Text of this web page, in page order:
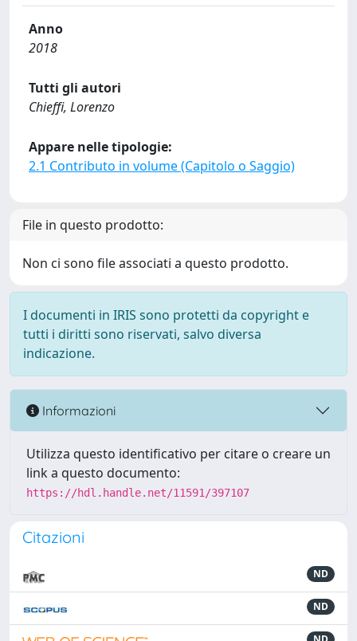
Anno
2018
Tutti gli autori
Chieffi, Lorenzo
Appare nelle tipologie:
2.1 Contributo in volume (Capitolo o Saggio)
File in questo prodotto:
Non ci sono file associati a questo prodotto.
I documenti in IRIS sono protetti da copyright e
tutti i diritti sono riservati, salvo diversa
indicazione.
Informazioni
Utilizza questo identificativo per citare o creare un
link a questo documento:
https://hdl.handle.net/11591/397107
Citazioni
ND
ND